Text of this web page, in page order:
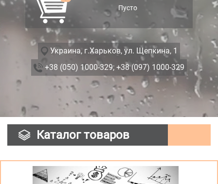
Пусто
Украина, г.Харьков, ул. Щепкина, 1
+38 (050) 1000-329; +38 (097) 1000-329
Каталог товаров